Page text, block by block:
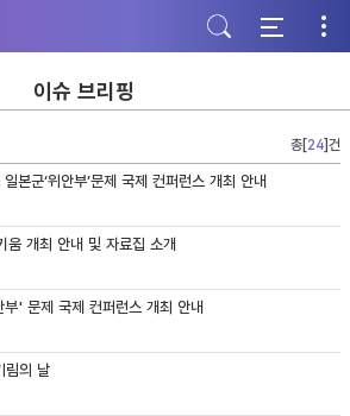
이슈 브리핑
총[24]건
본군‘위안부’문제 국제 컨퍼런스 개최 안내
개최 안내 및 자료집 소개
' 문제 국제 컨퍼런스 개최 안내
림의 날